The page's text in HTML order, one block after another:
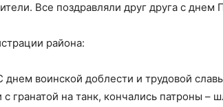
Все поздравляли друг друга с днем
района:
воинской доблести и трудовой
гранатой на танк, кончались патроны –